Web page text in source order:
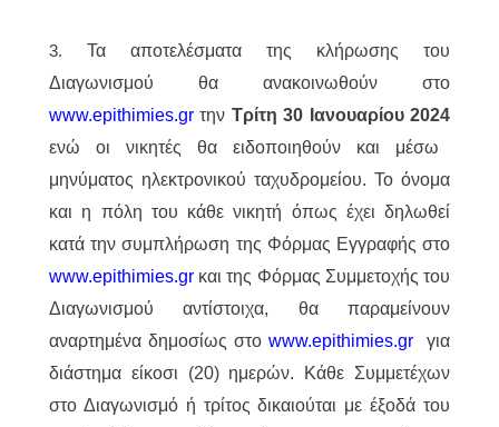
3. Τα αποτελέσματα της
κλήρωσης του
Διαγωνισμού θα ανακοινωθούν στο
www.epithimies.gr την Τρίτη 30 Ιανουαρίου 2024
ενώ οι νικητές θα ειδοποιηθούν και μέσω
μηνύματος ηλεκτρονικού ταχυδρομείου. Το όνομα
και η πόλη του κάθε νικητή όπως έχει δηλωθεί
κατά την συμπλήρωση της Φόρμας Εγγραφής στο
www.epithimies.gr και της Φόρμας Συμμετοχής του
Διαγωνισμού αντίστοιχα, θα παραμείνουν
αναρτημένα δημοσίως στο www.epithimies.gr για
διάστημα είκοσι (20) ημερών. Κάθε Συμμετέχων
στο Διαγωνισμό ή τρίτος δικαιούται με έξοδά του